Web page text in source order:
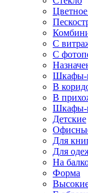
С
С
Шкафы-
В
В
Шкафы-
Детские
Для
Для
На
Форма